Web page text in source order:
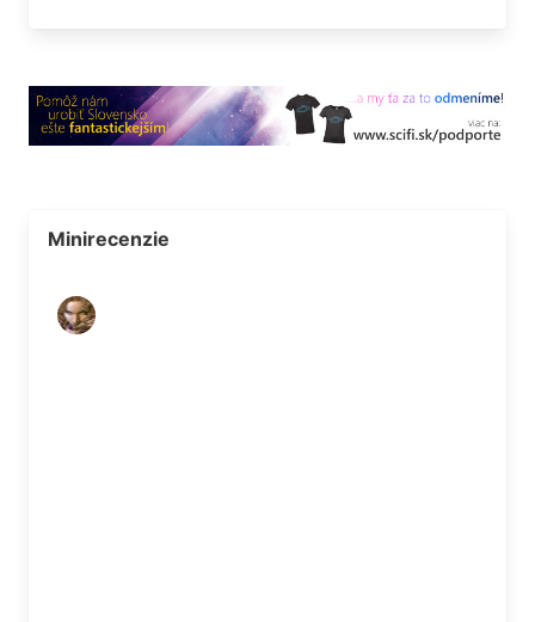
Minirecenzie